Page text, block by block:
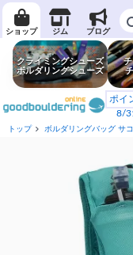
ショップ ジム ブログ
クライミングシューズ
ボルダリングシューズ
ポイ
8/
トップ ボルダリングバッグ サ